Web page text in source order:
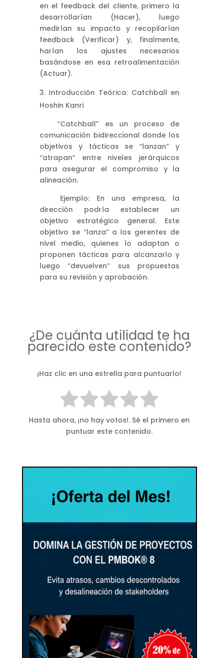
en el feedback del cliente, primero la
desarrollarían (Hacer), luego
medirían su impacto y recopilarían
feedback (Verificar) y, finalmente,
harían los ajustes necesarios
basándose en esa retroalimentación
(Actuar).
Introducción Teórica: Catchball en
Hoshin Kanri
“Catchball” es un proceso de
comunicación bidireccional donde los
objetivos y tácticas se “lanzan” y
“atrapan” entre niveles jerárquicos
para asegurar el compromiso y la
alineación.
Ejemplo: En una empresa, la
dirección podría establecer un
objetivo estratégico general. Este
objetivo se “lanza” a los gerentes de
nivel medio, quienes lo adaptan o
proponen tácticas para alcanzarlo y
luego “devuelven” sus propuestas
para su revisión y aprobación.
¿De cuánta utilidad te ha
parecido este contenido?
¡Haz clic en una estrella para puntuarlo!
Hasta ahora, ¡no hay votos!. Sé el primero en
puntuar este contenido.